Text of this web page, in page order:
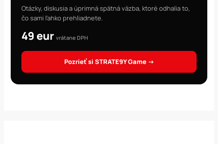
Otázky, diskusia a úprimná spätná väzba, ktoré odhalia to,
čo sami ľahko prehliadnete.
49 eurvrátane DPH
Pozrieť si STRATE9Y Game →